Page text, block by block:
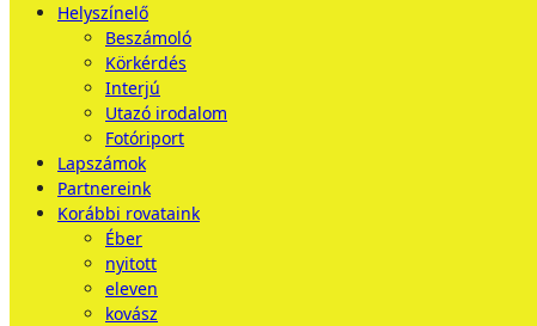
Helyszínelő
Beszámoló
Körkérdés
Interjú
Utazó irodalom
Fotóriport
Lapszámok
Partnereink
Korábbi rovataink
Éber
nyitott
eleven
kovász